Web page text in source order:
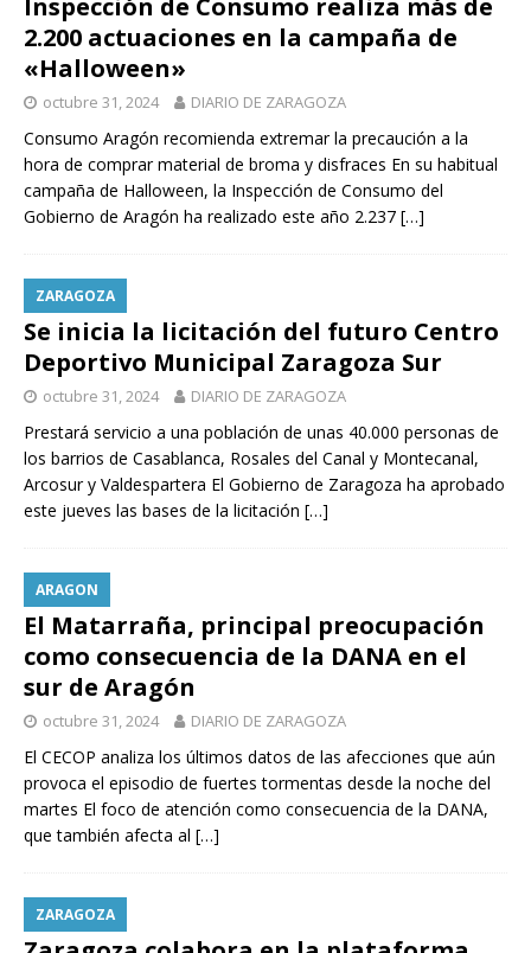
Inspección de Consumo realiza más de
2.200 actuaciones en la campaña de
«Halloween»
octubre 31, 2024 DIARIO DE ZARAGOZA
Consumo Aragón recomienda extremar la precaución a la
hora de comprar material de broma y disfraces En su habitual
campaña de Halloween, la Inspección de Consumo del
Gobierno de Aragón ha realizado este año 2.237 […]
ZARAGOZA
Se inicia la licitación del futuro Centro
Deportivo Municipal Zaragoza Sur
octubre 31, 2024 DIARIO DE ZARAGOZA
Prestará servicio a una población de unas 40.000 personas de
los barrios de Casablanca, Rosales del Canal y Montecanal,
Arcosur y Valdespartera El Gobierno de Zaragoza ha aprobado
este jueves las bases de la licitación […]
ARAGON
El Matarraña, principal preocupación
como consecuencia de la DANA en el
sur de Aragón
octubre 31, 2024 DIARIO DE ZARAGOZA
El CECOP analiza los últimos datos de las afecciones que aún
provoca el episodio de fuertes tormentas desde la noche del
martes El foco de atención como consecuencia de la DANA,
que también afecta al […]
ZARAGOZA